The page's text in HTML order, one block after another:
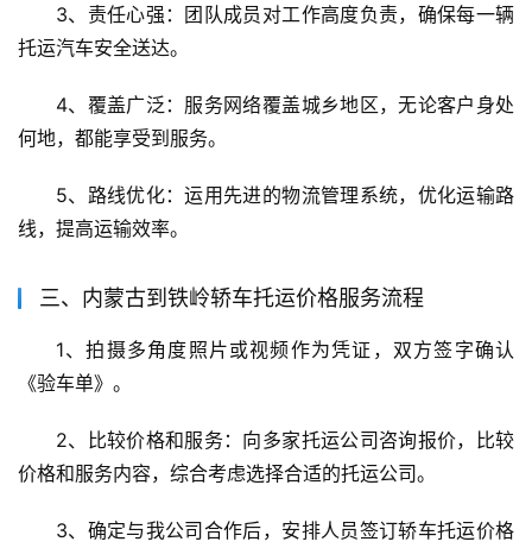
3、责任心强：团队成员对工作高度负责，确保每一辆
托运汽车安全送达。
4、覆盖广泛：服务网络覆盖城乡地区，无论客户身处
何地，都能享受到服务。
5、路线优化：运用先进的物流管理系统，优化运输路
线，提高运输效率。
三、内蒙古到铁岭轿车托运价格服务流程
1、拍摄多角度照片或视频作为凭证，双方签字确认
《验车单》。
2、比较价格和服务：向多家托运公司咨询报价，比较
价格和服务内容，综合考虑选择合适的托运公司。
3、确定与我公司合作后，安排人员签订轿车托运价格